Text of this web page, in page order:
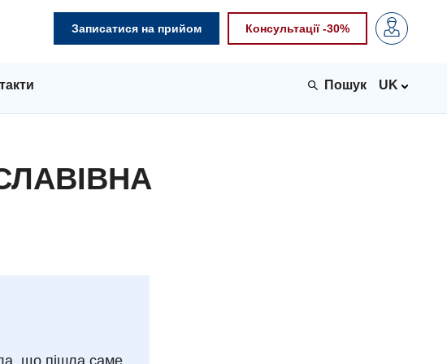
Записатися на прийом Консультації -30%
UK
що пішла саме